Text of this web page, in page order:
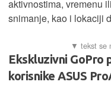
aktivnostima, vremenu
snimanje, kao i lokaciji
Ekskluzivni
korisnike ASUS